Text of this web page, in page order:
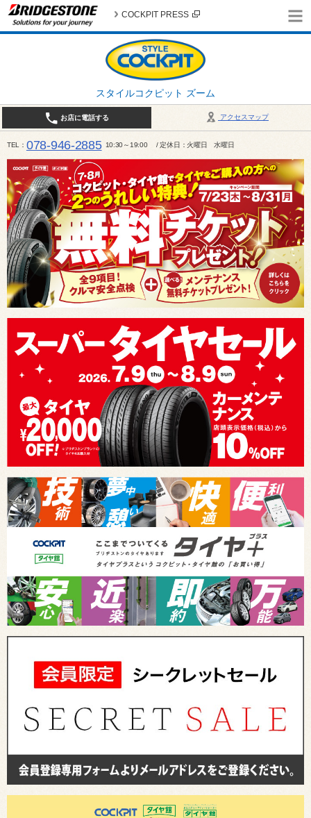
スタイルコクピット ズーム
COCKPIT PRESS
アクセスマップ
お店に電話する
TEL 078-946-2885 10:30～19:00 / 定休日：火曜日 水曜日